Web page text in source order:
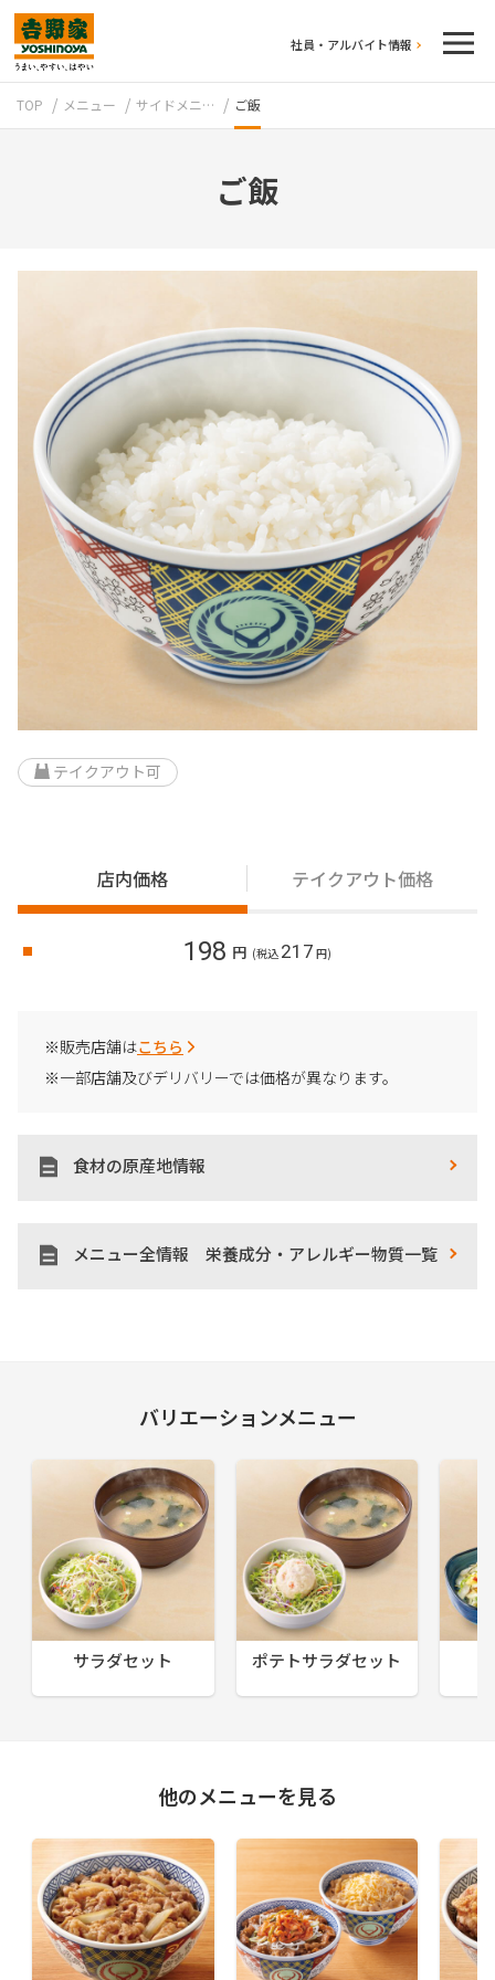
社員・アルバイト情報
牛丼のこだわり 吉野家の歴史
TOP メニュー サイドメニ… ご飯
ご飯
テイクアウト可
店内価格 テイクアウト価格
198 円 (税込 217 円)
※販売店舗はこちら
※一部店舗及びデリバリーでは価格が異なります。
食材の原産地情報
メニュー全情報 栄養成分・アレルギー物質一覧
バリエーションメニュー
サラダセット ポテトサラダセット
他のメニューを見る